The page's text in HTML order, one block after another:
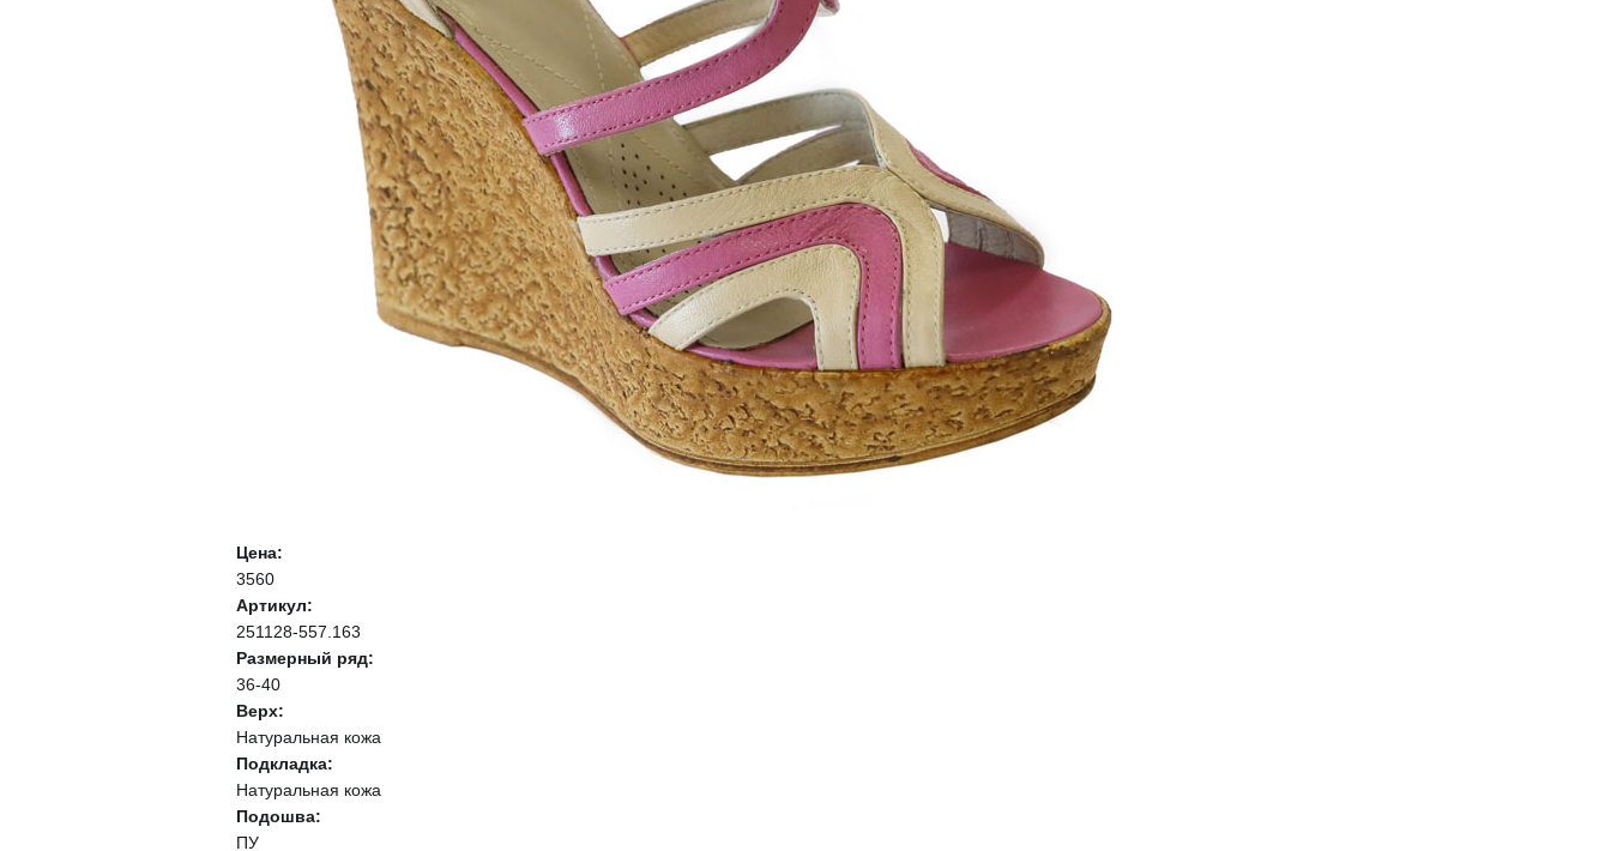
Цена:
3560
Артикул:
251128-557.163
Размерный ряд:
36-40
Верх:
Натуральная кожа
Подкладка:
Натуральная кожа
Подошва:
ПУ